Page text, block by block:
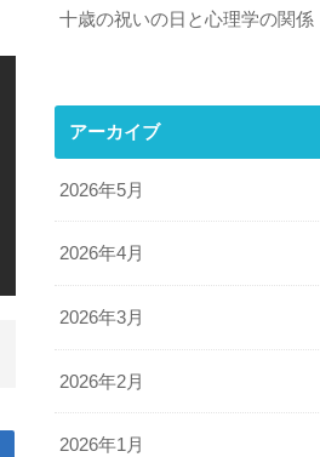
十歳の祝いの日と心理学の関係
アーカイブ
2026年5月
2026年4月
2026年3月
2026年2月
2026年1月